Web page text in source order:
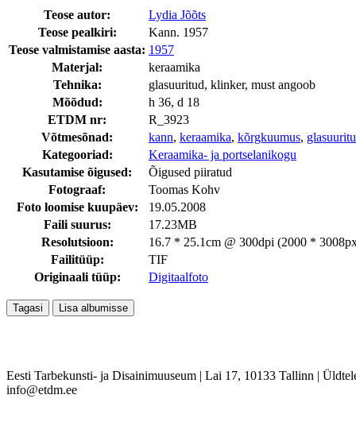
Teose autor:
Lydia Jõõts
Teose pealkiri:
Kann. 1957
Teose valmistamise aasta: 1957
Materjal:
keraamika
Tehnika:
glasuuritud, klinker, must angoob
Mõõdud:
h 36, d 18
ETDM nr:
R_3923
Võtmesõnad:
kann, keraamika, kõrgkuumus,
Kategooriad:
Keraamika- ja portselanikogu
Kasutamise õigused:
Õigused piiratud
Fotograaf:
Toomas Kohv
Foto loomise kuupäev:
19.05.2008
Faili suurus:
17.23MB
Resolutsioon:
16.7 * 25.1cm @ 300dpi (2000 *
Failitüüp:
TIF
Originaali tüüp:
Digitaalfoto
Eesti Tarbekunsti- ja Disainimuuseum | Lai 17, 10133 Tallinn |
info@etdm.ee